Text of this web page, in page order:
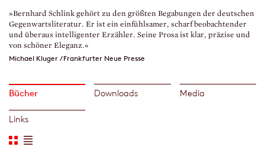
»Bernhard Schlink gehört zu den größten Begabungen der deutschen
Gegenwartsliteratur. Er ist ein einfühlsamer, scharf beobachtender
und überaus intelligenter Erzähler. Seine Prosa ist klar, präzise und
von schöner Eleganz.«
Michael Kluger / Frankfurter Neue Presse
Bücher Downloads Media
Links